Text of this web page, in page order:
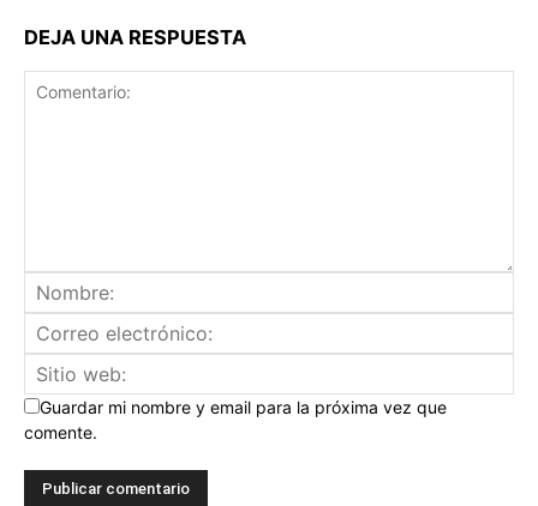
DEJA UNA RESPUESTA
Guardar mi nombre y email para la próxima vez que
comente.